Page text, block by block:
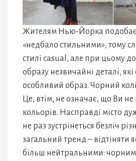
Жителям Нью-Йорка
«недбало стильними», тому
стилі casual, але при цьому
образу незвичайні деталі,
особливий образ. Чорний
Це, втім, не означає, що Ви
кольорів. Насправді місто
не раз зустрінеться безліч
загальний тренд – відтіняти
більш нейтральними: